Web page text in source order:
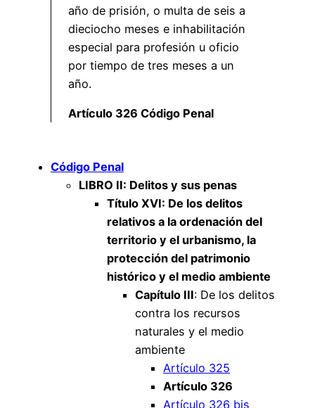
año de prisión, o multa de seis a
dieciocho meses e inhabilitación
especial para profesión u oficio
por tiempo de tres meses a un
año.
Artículo 326 Código Penal
Código Penal
LIBRO II: Delitos y sus penas
Título XVI: De los delitos
relativos a la ordenación del
territorio y el urbanismo, la
protección del patrimonio
histórico y el medio ambiente
Capítulo III: De los delitos
contra los recursos
naturales y el medio
ambiente
Artículo 325
Artículo 326
Artículo 326 bis